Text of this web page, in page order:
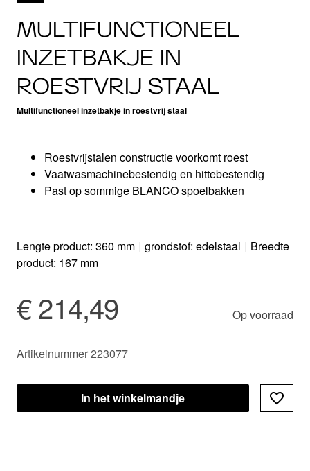
MULTIFUNCTIONEEL
INZETBAKJE IN
ROESTVRIJ STAAL
Multifunctioneel inzetbakje in roestvrij staal
Roestvrijstalen constructie voorkomt roest
Vaatwasmachinebestendig en hittebestendig
Past op sommige BLANCO spoelbakken
Lengte product: 360 mm | grondstof: edelstaal | Breedte
product: 167 mm
€ 214,49 Op voorraad
Artikelnummer 223077
In het winkelmandje